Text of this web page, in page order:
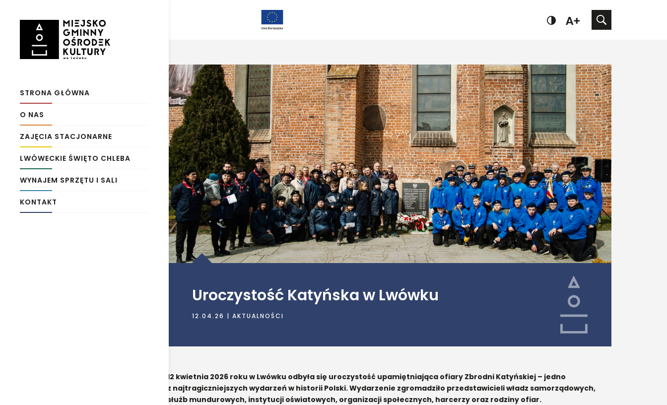
STRONA GŁÓWNA
O NAS
ZAJĘCIA STACJONARNE
LWÓWECKIE ŚWIĘTO CHLEBA
WYNAJEM SPRZĘTU I SALI
KONTAKT
Uroczystość Katyńska w Lwówku
12.04.26 | AKTUALNOŚCI
12 kwietnia 2026 roku w Lwówku odbyła się uroczystość upamiętniająca ofiary Zbrodni Katyńskiej – jedno
z najtragiczniejszych wydarzeń w historii Polski. Wydarzenie zgromadziło przedstawicieli władz samorządowych,
służb mundurowych, instytucji oświatowych, organizacji społecznych, harcerzy oraz rodziny ofiar.